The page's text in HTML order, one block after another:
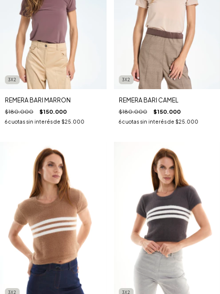
3X2
REMERA BARI MARRON
$180.000 $150.000
6cuotas sin interés de $25.000
3X2
REMERA BARI CAMEL
$180.000 $150.000
6 cuotas sin interés de $25.000
3X2 3X2